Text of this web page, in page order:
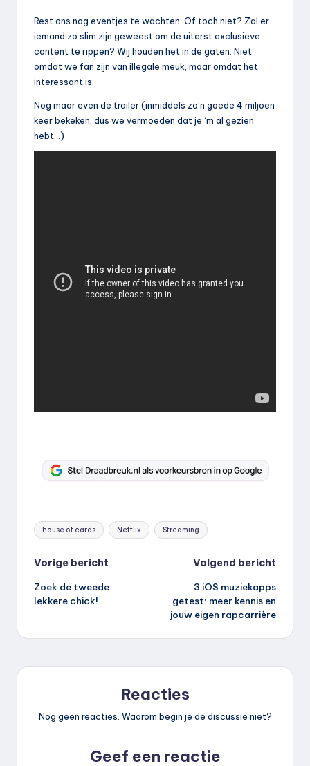
Rest ons nog eventjes te wachten. Of toch niet? Zal er
iemand zo slim zijn geweest om de uiterst exclusieve
content te rippen? Wij houden het in de gaten. Niet
omdat we fan zijn van illegale meuk, maar omdat het
interessant is.
Nog maar even de trailer (inmiddels zo’n goede 4 miljoen
keer bekeken, dus we vermoeden dat je ‘m al gezien
hebt…)
Tags:
house of cards Netflix Streaming
Bericht
navigatie
Vorige bericht
Zoek de tweede
lekkere chick!
Volgend bericht
3 iOS muziekapps
getest: meer kennis en
jouw eigen rapcarrière
Reacties
Nog geen reacties. Waarom begin je de discussie niet?
Geef een reactie